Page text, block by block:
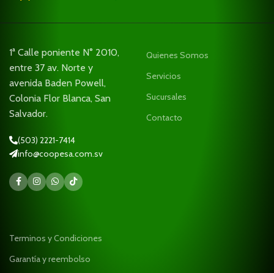
1ª Calle poniente N° 2010,
entre 37 av. Norte y
avenida Baden Powell,
Colonia Flor Blanca, San
Salvador.
(503) 2221-7414
info@coopesa.com.sv
Quienes Somos
Servicios
Sucursales
Contacto
Terminos y Condiciones
Garantía y reembolso